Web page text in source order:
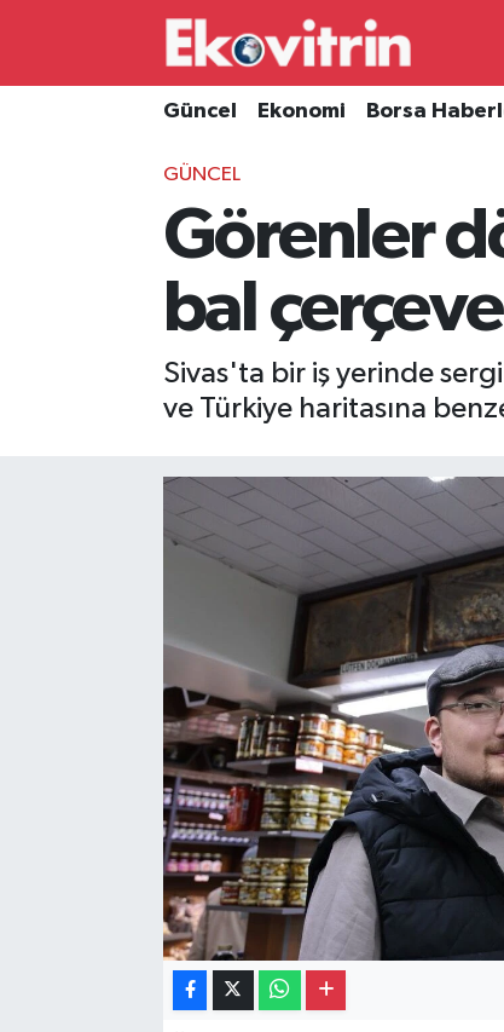
Güncel Ekonomi Borsa
GÜNCEL
Görenler
bal
Sivas'ta bir iş yerinde
ve Türkiye haritasına
Güncel
Borsa Haberleri
Hava Durumu
Süper Lig Puan Durumu ve Fikstür
Tüm Manşetler
Son Dakika Haberleri
Haber Arşivi